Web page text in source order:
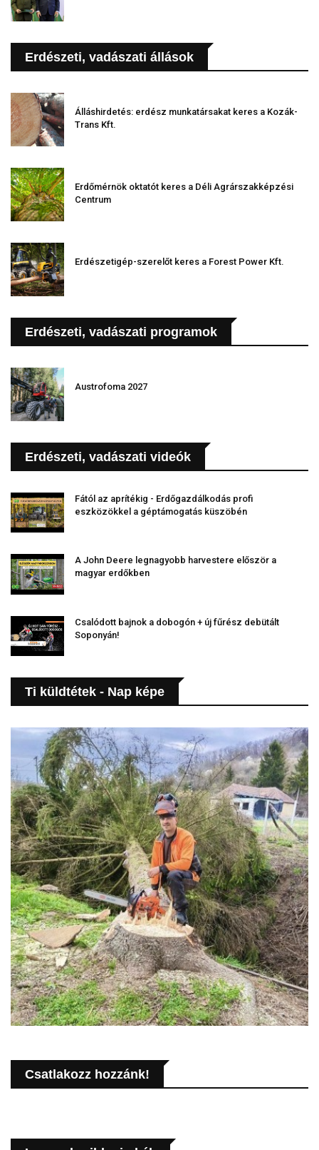
Erdészeti, vadászati állások
Álláshirdetés: erdész munkatársakat keres a Kozák-
Trans Kft.
Erdőmérnök oktatót keres a Déli Agrárszakképzési
Centrum
Erdészetigép-szerelőt keres a Forest Power Kft.
Erdészeti, vadászati programok
Austrofoma 2027
Erdészeti, vadászati videók
Fától az aprítékig - Erdőgazdálkodás profi
eszközökkel a géptámogatás küszöbén
A John Deere legnagyobb harvestere először a
magyar erdőkben
Csalódott bajnok a dobogón + új fűrész debütált
Soponyán!
Ti küldtétek - Nap képe
Csatlakozz hozzánk!